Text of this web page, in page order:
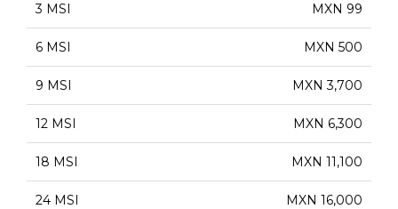
3 MSI
MXN 99
6 MSI MXN 500
9 MSI MXN 3,700
12 MSI MXN 6,300
18 MSI MXN 11,100
24 MSI MXN 16,000